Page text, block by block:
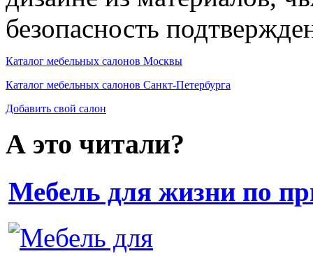
безопасность
Каталог мебельных салонов Москвы
Каталог мебельных салонов Санкт-Петербурга
Добавить свой салон
А это читали?
Мебель для жизни по